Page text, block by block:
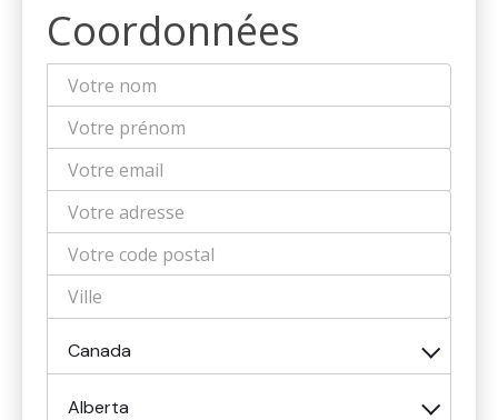
Coordonnées
Canada
Alberta